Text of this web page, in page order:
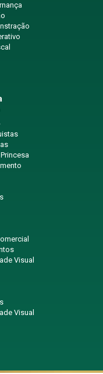
Visual
Visual